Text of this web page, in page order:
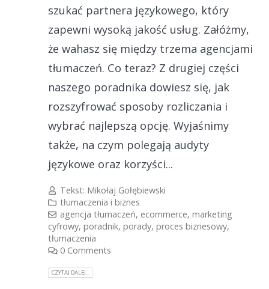
szukać partnera językowego, który
zapewni wysoką jakość usług. Załóżmy,
że wahasz się między trzema agencjami
tłumaczeń. Co teraz? Z drugiej części
naszego poradnika dowiesz się, jak
rozszyfrować sposoby rozliczania i
wybrać najlepszą opcję. Wyjaśnimy
także, na czym polegają audyty
językowe oraz korzyści...
Tekst: Mikołaj Gołębiewski
tłumaczenia i biznes
agencja tłumaczeń, ecommerce,marketing
cyfrowy, poradnik, porady, proces biznesowy,
tłumaczenia
0 Comments
CZYTAJ DALEJ...